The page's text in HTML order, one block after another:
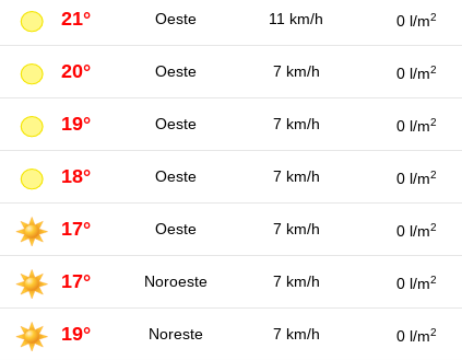
21° Oeste 11 km/h 0 l/m2
20° Oeste 7 km/h 0 l/m2
19° Oeste 7 km/h 0 l/m2
18° Oeste 7 km/h 0 l/m2
17° Oeste 7 km/h 0 l/m2
17° Noroeste 7 km/h 0 l/m2
19° Noreste 7 km/h 0 l/m2